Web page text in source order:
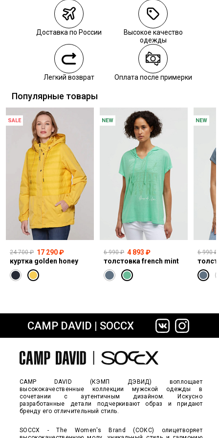
Курьерская доставка СДЭК
Самовывоз из пункта выдачи СДЭК
Самовывоз из наших магазинов
Курьерская доставка СДЭК
Самовывоз из пункта выдачи СДЭК
сайте СДЭК
Доставка по России
Высокое качество
одежды
Легкий возврат Оплата после примерки
Популярные товары
SALE
24 700 ₽ 17 290 ₽
куртка golden honey
NEW
6 990 ₽ 4 893 ₽
толстовка french mint
NEW
6 990 ₽
CAMP DAVID | SOCCX
CAMP DAVID (КЭМП ДЭВИД) воплощает
высококачественные коллекции мужской одежды в
сочетании с аутентичным дизайном. Искусно
разработанные детали подчеркивают образ и придают
бренду его отличительный стиль.
SOCCX - The Women's Brand (СОКС) олицетворяет